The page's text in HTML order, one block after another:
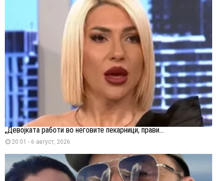
„Девојката работи во неговите пекарници, прави...
20:01 - 6 август, 2026